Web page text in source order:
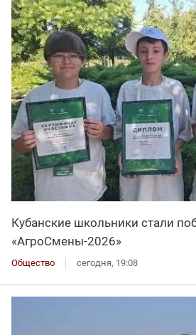
Кубанские школьники стали
«АгроСмены-2026»
Общество сегодня, 19:08